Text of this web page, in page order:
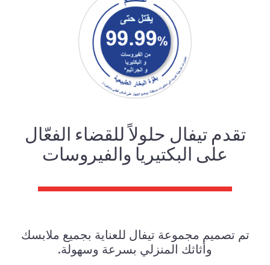
تقدم تيفال حلولاً للقضاء الفعّال
على البكتيريا والفيروسات
تم تصميم مجموعة تيفال للعناية بجميع ملابسك
وأثاثك المنزلي بسرعة وسهولة.